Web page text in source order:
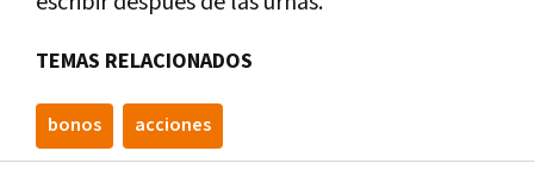
TEMAS RELACIONADOS
bonos acciones